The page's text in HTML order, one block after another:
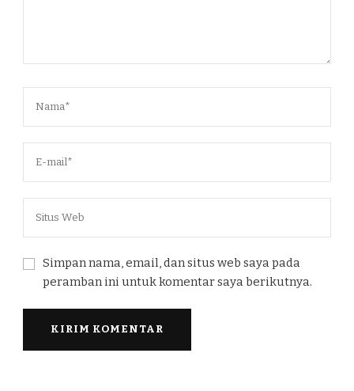
Simpan nama, email, dan situs web saya pada
peramban ini untuk komentar saya berikutnya.